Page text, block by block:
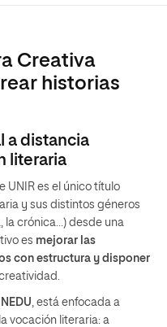
Creativa
historias
a distancia
literaria
UNIR es el único título
y sus distintos géneros
la crónica…) desde una
es mejorar las
con estructura y disponer
, está enfocada a
vocación literaria: a